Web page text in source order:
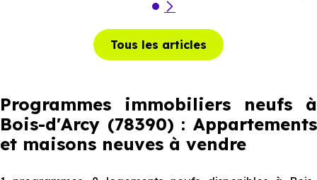
Tous les articles
Programmes immobiliers neufs à
Bois-d'Arcy (78390) : Appartements
et maisons neuves à vendre